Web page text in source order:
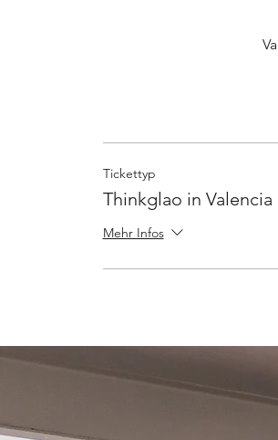
Tickettyp
Thinkglao in Valencia
Mehr Infos